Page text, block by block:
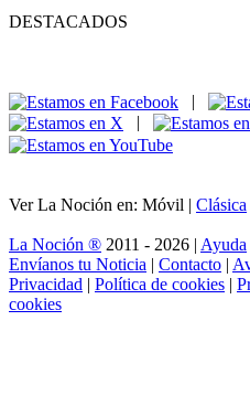
DESTACADOS
|
|
Ver La Noción en: Móvil | Clásica
La Noción ® 2011 - 2026 | Ayuda
Envíanos tu Noticia | Contacto |
Privacidad | Política de cookies |
cookies